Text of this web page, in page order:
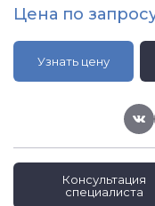
Цена по
Узнать цену
Консультация
специалиста